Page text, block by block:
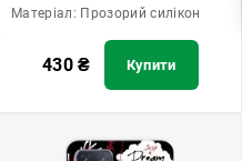
Матеріал: Прозорий силікон
430₴ Купити